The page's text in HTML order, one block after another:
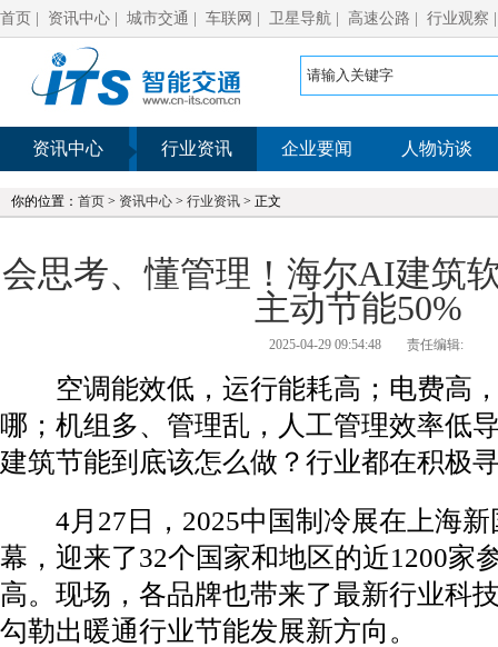
首页 资讯中心 城市交通 车联网 卫星导航 高速公路 行业观察
资讯中心 行业资讯 企业要闻 人物访谈
你的位置： 首页 > 资讯中心 > 行业资讯 > 正文
会思考、懂管理！海尔AI建筑
主动节能50%
2025-04-29 09:54:48 责任编辑:
空调能效低，运行能耗高；电费高，
哪；机组多、管理乱，人工管理效率
建筑节能到底该怎么做？行业都在积极
4月27日，2025中国制冷展在上海新
幕，迎来了32个国家和地区的近1200家
高。现场，各品牌也带来了最新行业科
勾勒出暖通行业节能发展新方向。